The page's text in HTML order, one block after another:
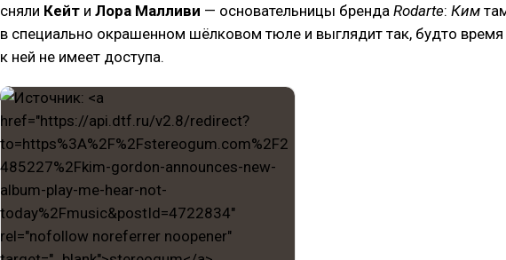
сняли Кейт и Лора Малливи — основательницы бренда Rodarte: Ким
в специально окрашенном шёлковом тюле и выглядит так, будто время
к ней не имеет доступа.